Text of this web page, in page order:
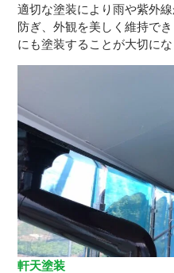
適切な塗装により雨や紫外
防ぎ、外観を美しく維持で
にも塗装することが大切にな
軒天塗装